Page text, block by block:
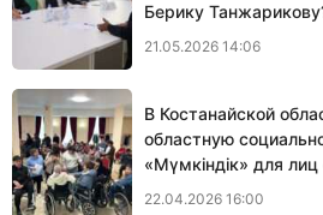
Берику
21.05.2026 14:06
В Костанайской
областную
«Мүмкіндік» для
22.04.2026 16:00